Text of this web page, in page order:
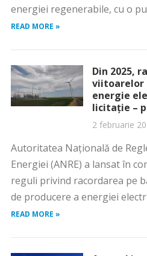
energiei regenerabile, cu o
READ MORE »
Din 2025,
viitoarelor
energie
licitație –
2 februarie
Autoritatea Naţională de
Energiei (ANRE) a lansat în
reguli privind racordarea pe
de producere a energiei
READ MORE »